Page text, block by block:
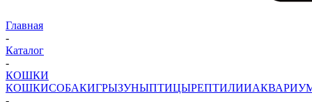
Главная
-
Каталог
-
КОШКИ
КОШКИСОБАКИГРЫЗУНЫПТИЦЫРЕПТИЛИИ